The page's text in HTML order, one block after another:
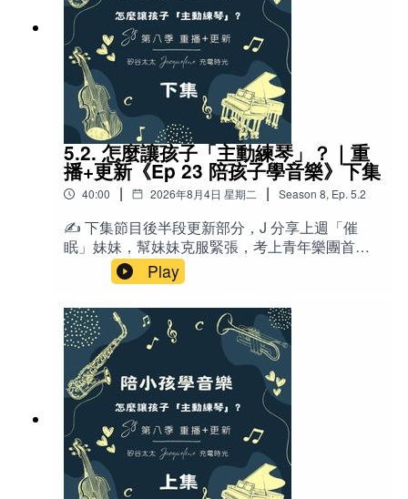
（形容古巴）
在台灣（或美國），兩（三）黨雖然吵來吵去，但是，
我們都不會忘記，「有吵的權力，就是一種幸福。」
「人民的福祉，與領袖們的福祉，最終仍舊是綁在一起
的。」
🎙️相關老節目：
《S7E15-2 美伊無限期停火？台海的博弈》
《S7E13.3 更正＋伊朗危機即時更新｜川普「文明即將
滅亡」最後通牒倒數中，我們能如何看待這場國際大洗
牌？》
《S7E13 美國史詩怒火落幕之際：以平靜的內在面對外
在的風暴》
《S4E19 貝佐斯華郵、以色列戰爭、大選、比佛利兄
弟》
《S3E12 「受害者心態」之深入剖析》
一，但真正的挑戰往往不是孩子用了多久，而是
父母內心累積的罪惡感、羞恥與恐懼。本集從幫
你心態「歸零」出發，帶你重新看待螢幕——它
不是魔鬼，而是像甜點、游泳池、公園或刀子一
樣的工具。主持人Jacqueline分享重點管理原
則，包括年齡原則、健康原則等實用策略，並穿
插真實案例（包括K.G.M.控告社群平台案、澳洲
禁令、自家親子經驗），幫助你卸下情緒包袱，
找到適合自己家庭的管理方式，讓螢幕管理困擾
降到最低，甚至消失。📚哥倫比亞大學教授Keith
Diaz,PhD的「每30分鐘休息五分鐘」研究：
https://www.cuimc.columbia.edu/news/rx-
prolonged-sitting-five-minute-stroll-every-half-
hour🔤英文- IG → Instagram（社群媒體App） -
doom scrolling → 無止盡地刷短視頻／滑手機
應用程式 - holistic →整體的、全面的 - consistent
→ 一致的 - Video Chat → 視訊通話 - Family
Media Plan → 家庭媒體計畫 - Minecraft →（麥
塊，電腦遊戲） - sky → Sky（遊戲） - Genshin
Impact → 原神（遊戲） - Pinterest → 拼趣，圖片
社群 - Etsy → Etsy.com（手作商品平台） -
Screen time → 螢幕時間 - downtime → 關機時間
／休息時間（家長控制功能） - FaceTime → 視訊
通話 程式- freak out → 驚慌失措／過度反應 -
Piñata → 皮納塔（生日派對打的糖果玩具） -
5.2. 怎麼讓孩子「主動練琴」？｜重
播+更新《Ep 23 陪孩子學音樂》下集
40:00 | 2026年8月4日 星期二 | Season 8, Ep. 5.2
✍️ 下集節目後半段更新部分，J 分享上週「催
眠」妹妹，幫妹妹克服緊張，考上青年樂團首席
的過程。這是2020年四月的節目重播：《Ep 23
陪孩子學音樂》下集 + 更新學音樂真的能開發大
腦嗎？為什麼有些家庭因為學琴而關係緊張？三
位都在彈琴的媽媽——Pauline、Jacqueline、
LingYing，從自己的學琴心路歷程談起，分享如
何培養孩子對音樂的興趣、決定樂器、找老師、
建立練習習慣，以及面對孩子說「我不想學了」
時該怎麼辦。這集沒有標準答案，只有真實經驗
與實用技巧，適合所有正在陪孩子學音樂、或想
重新思考「音樂教育」的爸媽收聽。❤️ 本重播適
合收聽對象：家有學齡前到小學階段孩子、正在
考慮或已經讓孩子學音樂／樂器的爸媽 自己曾因
學琴受傷、現在想用不同方式引導孩子的父母 對
Play